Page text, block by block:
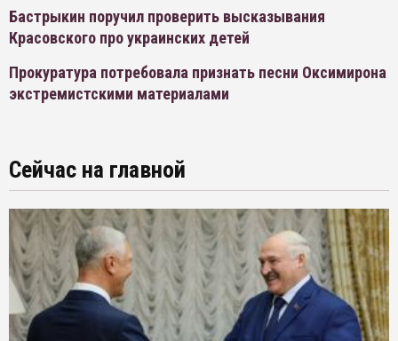
Бастрыкин поручил проверить высказывания
Красовского про украинских детей
Прокуратура потребовала признать песни Оксимирона
экстремистскими материалами
Сейчас на главной